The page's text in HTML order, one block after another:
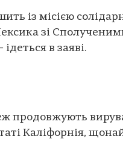
із місією
зі
в заяві.
продовжують
Каліфорнія,